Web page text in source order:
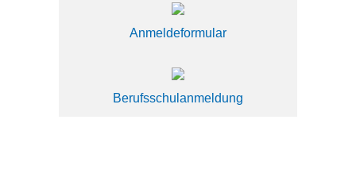
Anmeldeformular
Berufsschulanmeldung